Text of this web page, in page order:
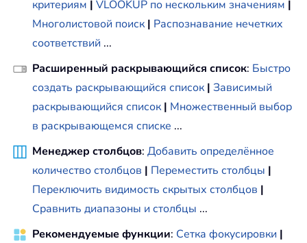
критериям | VLOOKUP по нескольким значениям |
Многолистовой поиск | Распознавание нечетких
соответствий ...
Расширенный раскрывающийся список: Быстро
создать раскрывающийся список | Зависимый
раскрывающийся список | Множественный выбор
в раскрывающемся списке ...
Менеджер столбцов: Добавить определённое
количество столбцов | Переместить столбцы |
Переключить видимость скрытых столбцов |
Сравнить диапазоны и столбцы ...
Рекомендуемые функции: Сетка фокусировки |